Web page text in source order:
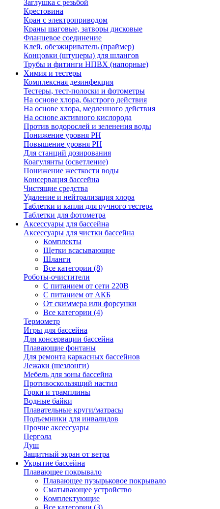
Заглушка с резьбой
Крестовина
Кран с электроприводом
Краны шаговые, затворы дисковые
Фланцевое соединение
Клей, обезжириватель (праймер)
Концовки (штуцеры) для шлангов
Трубы и фитинги НПВХ (напорные)
Химия и тестеры
Комплексная дезинфекция
Тестеры, тест-полоски и фотометры
На основе хлора, быстрого действия
На основе хлора, медленного действия
На основе активного кислорода
Против водорослей и зеленения воды
Понижение уровня РН
Повышение уровня РН
Для станций дозирования
Коагулянты (осветление)
Понижение жесткости воды
Консервация бассейна
Чистящие средства
Удаление и нейтрализация хлора
Таблетки и капли для ручного тестера
Таблетки для фотометра
Аксессуары для бассейна
Аксессуары для чистки бассейна
Комплекты
Щетки всасывающие
Шланги
Все категории (8)
Роботы-очистители
С питанием от сети 220В
С питанием от АКБ
От скиммера или форсунки
Все категории (4)
Термометр
Игры для бассейна
Для консервации бассейна
Плавающие фонтаны
Для ремонта каркасных бассейнов
Лежаки (шезлонги)
Мебель для зоны бассейна
Противоскользящий настил
Горки и трамплины
Водные байки
Плавательные круги/матрасы
Подъемники для инвалидов
Прочие аксессуары
Пергола
Душ
Защитный экран от ветра
Укрытие бассейна
Плавающее покрывало
Плавающее пузырьковое покрывало
Сматывающее устройство
Комплектующие
Все категории (3)